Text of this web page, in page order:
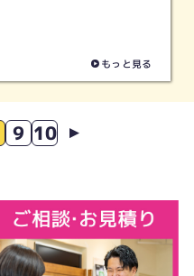
もっと見る
9 10